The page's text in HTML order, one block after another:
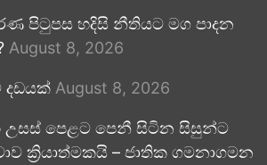
පිටුපස හදිසි නීතියට මග පාදන
August 8, 2026
දඩයක් August 8, 2026
උසස් පෙළට පෙනී සිටින සිසුන්ට
ක්‍රියාත්මකයි – ජාතික ගමනාගමන